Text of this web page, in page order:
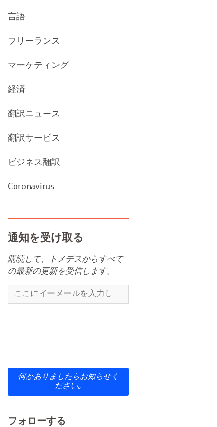
言語
フリーランス
マーケティング
経済
翻訳ニュース
翻訳サービス
ビジネス翻訳
Coronavirus
通知を受け取る
購読して、トメデスからすべて
の最新の更新を受信します。
何かありましたらお知らせく
ださい｡
フォローする